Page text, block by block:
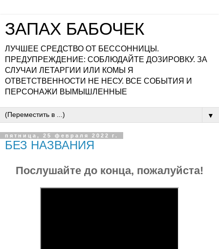
ЗАПАХ БАБОЧЕК
ЛУЧШЕЕ СРЕДСТВО ОТ БЕССОННИЦЫ.
ПРЕДУПРЕЖДЕНИЕ: СОБЛЮДАЙТЕ ДОЗИРОВКУ. ЗА
СЛУЧАИ ЛЕТАРГИИ ИЛИ КОМЫ Я
ОТВЕТСТВЕННОСТИ НЕ НЕСУ. ВСЕ СОБЫТИЯ И
ПЕРСОНАЖИ ВЫМЫШЛЕННЫЕ
▼
пятница, 25 февраля 2022 г.
БЕЗ НАЗВАНИЯ
Послушайте до конца, пожалуйста!